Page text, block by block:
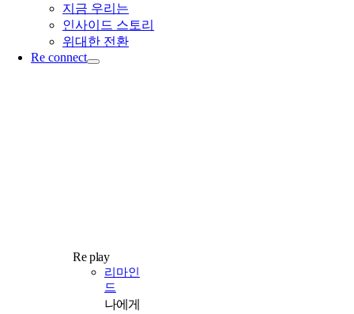
지금 우리는
인사이드 스토리
위대한 전환
Re connect
Re play
리마인
드
나에게